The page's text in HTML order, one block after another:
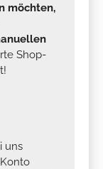
möchten,
Shop-
uns
Konto